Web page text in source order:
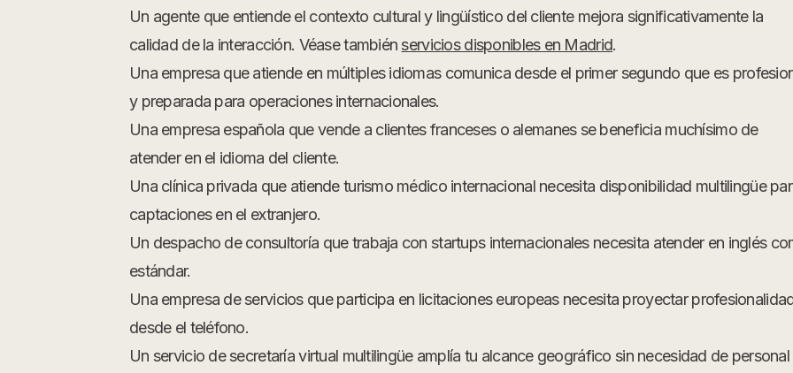
Un agente que entiende el contexto cultural y lingüístico del cliente mejora significativamente la
calidad de la interacción. Véase también servicios disponibles en Madrid.
Una empresa que atiende en múltiples idiomas comunica desde el primer segundo que es
y preparada para operaciones internacionales.
Una empresa española que vende a clientes franceses o alemanes se beneficia muchísimo de
atender en el idioma del cliente.
Una clínica privada que atiende turismo médico internacional necesita disponibilidad multilingüe
captaciones en el extranjero.
Un despacho de consultoría que trabaja con startups internacionales necesita atender en inglés
estándar.
Una empresa de servicios que participa en licitaciones europeas necesita proyectar
desde el teléfono.
Un servicio de secretaría virtual multilingüe amplía tu alcance geográfico sin necesidad de personal